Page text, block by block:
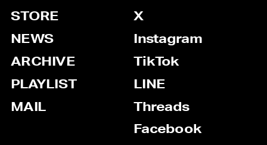
STORE
NEWS
ARCHIVE
PLAYLIST
MAIL
X
Instagram
TikTok
LINE
Threads
Facebook